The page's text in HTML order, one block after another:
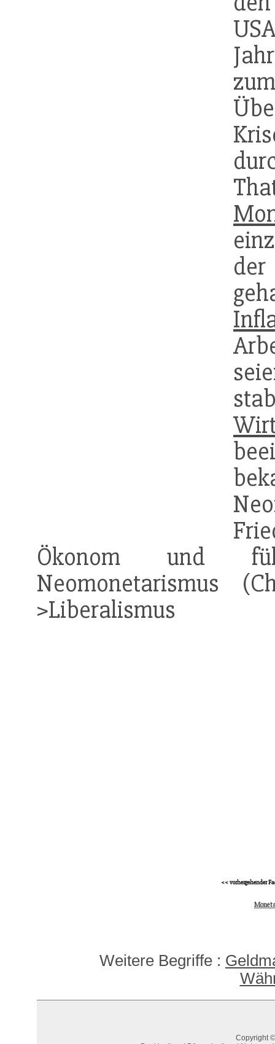
Ökonom und
Neomonetarismus
>Liberalismus
<< vorhergehender
Weitere Begriffe :
Copyright